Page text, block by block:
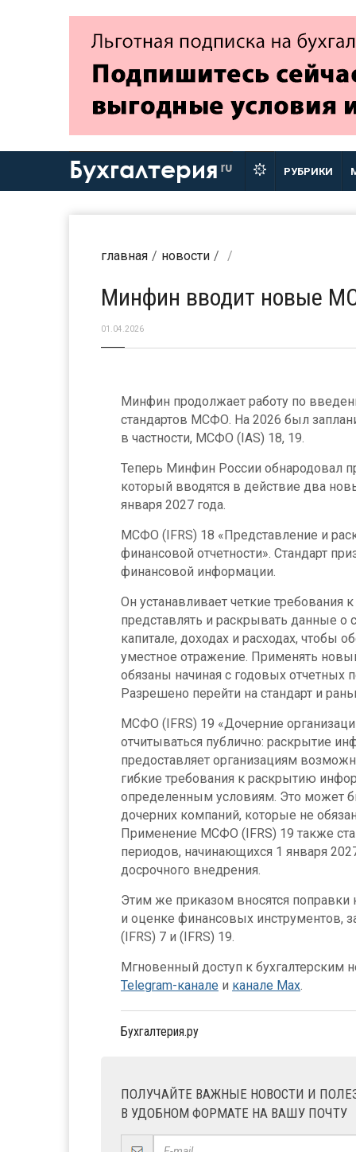
Бухгалтерия ru РУБРИКИ
главная новости
Минфин вводит новые
01.04.2026
Минфин продолжает работу по
стандартов МСФО. На 2026 был
в частности, МСФО (IAS) 18, 19.
Теперь Минфин России обнародовал
который вводятся в действие два
января 2027 года.
МСФО (IFRS) 18 «Представление и
финансовой отчетности». Стандарт
финансовой информации.
Он устанавливает четкие требования
представлять и раскрывать данные о
капитале, доходах и расходах, чтобы
уместное отражение. Применять
обязаны начиная с годовых отчетных
Разрешено перейти на стандарт и
МСФО (IFRS) 19 «Дочерние
отчитываться публично: раскрытие
предоставляет организациям
гибкие требования к раскрытию
определенным условиям. Это может
дочерних компаний, которые не
Применение МСФО (IFRS) 19 также
периодов, начинающихся 1 января
досрочного внедрения.
Этим же приказом вносятся
и оценке финансовых инструментов,
(IFRS) 7 и (IFRS) 19.
Мгновенный доступ к бухгалтерским
Telegram-канале и канале Max.
Бухгалтерия.ру
ПОЛУЧАЙТЕ ВАЖНЫЕ НОВОСТИ И
В УДОБНОМ ФОРМАТЕ НА ВАШУ ПОЧТУ